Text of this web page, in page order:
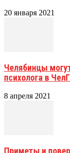
20 января 2021
Челябинцы
психолога в
8 апреля 2021
Приметы и